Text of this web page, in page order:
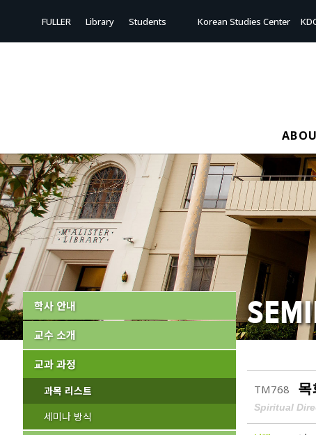
FULLER Library Students Korean Studies Center
학사 안내
교수 소개
교과 과정
과목 리스트
세미나 방식
TM768 목
Spiritual